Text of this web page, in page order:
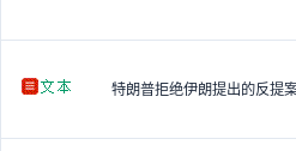
特朗普拒绝伊朗提出的反提